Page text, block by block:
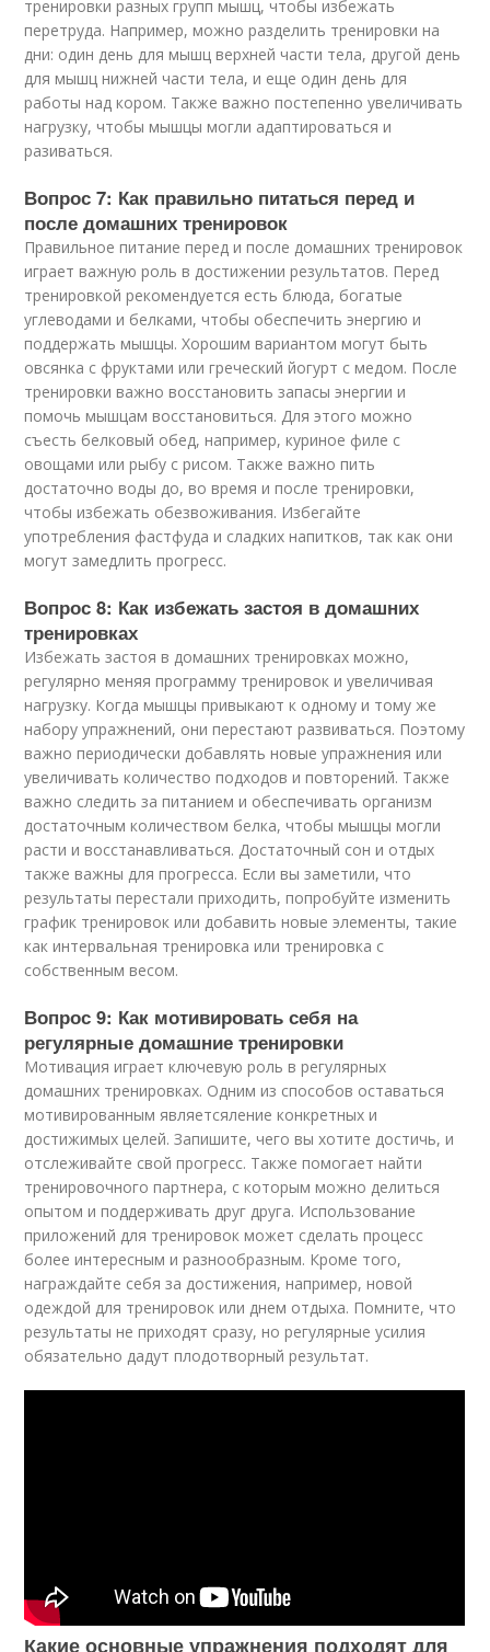
тренировки разных групп мышц, чтобы избежать
перетруда. Например, можно разделить тренировки на
дни: один день для мышц верхней части тела, другой день
для мышц нижней части тела, и еще один день для
работы над кором. Также важно постепенно увеличивать
нагрузку, чтобы мышцы могли адаптироваться и
разиваться.
Вопрос 7: Как правильно питаться перед и
после домашних тренировок
Правильное питание перед и после домашних тренировок
играет важную роль в достижении результатов. Перед
тренировкой рекомендуется есть блюда, богатые
углеводами и белками, чтобы обеспечить энергию и
поддержать мышцы. Хорошим вариантом могут быть
овсянка с фруктами или греческий йогурт с медом. После
тренировки важно восстановить запасы энергии и
помочь мышцам восстановиться. Для этого можно
съесть белковый обед, например, куриное филе с
овощами или рыбу с рисом. Также важно пить
достаточно воды до, во время и после тренировки,
чтобы избежать обезвоживания. Избегайте
употребления фастфуда и сладких напитков, так как они
могут замедлить прогресс.
Вопрос 8: Как избежать застоя в домашних
тренировках
Избежать застоя в домашних тренировках можно,
регулярно меняя программу тренировок и увеличивая
нагрузку. Когда мышцы привыкают к одному и тому же
набору упражнений, они перестают развиваться. Поэтому
важно периодически добавлять новые упражнения или
увеличивать количество подходов и повторений. Также
важно следить за питанием и обеспечивать организм
достаточным количеством белка, чтобы мышцы могли
расти и восстанавливаться. Достаточный сон и отдых
также важны для прогресса. Если вы заметили, что
результаты перестали приходить, попробуйте изменить
график тренировок или добавить новые элементы, такие
как интервальная тренировка или тренировка с
собственным весом.
Вопрос 9: Как мотивировать себя на
регулярные домашние тренировки
Мотивация играет ключевую роль в регулярных
домашних тренировках. Одним из способов оставаться
мотивированным являетсяление конкретных и
достижимых целей. Запишите, чего вы хотите достичь, и
отслеживайте свой прогресс. Также помогает найти
тренировочного партнера, с которым можно делиться
опытом и поддерживать друг друга. Использование
приложений для тренировок может сделать процесс
более интересным и разнообразным. Кроме того,
награждайте себя за достижения, например, новой
одеждой для тренировок или днем отдыха. Помните, что
результаты не приходят сразу, но регулярные усилия
обязательно дадут плодотворный результат.
Какие основные упражнения подходят для